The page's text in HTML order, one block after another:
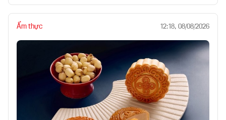
Ẩm thực 12:18, 08/08/2026